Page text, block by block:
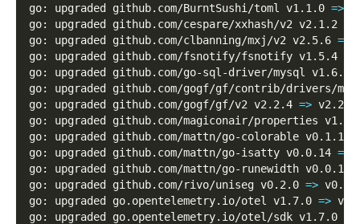
go: upgraded github.com/BurntSushi/toml v1.1.0 =>
go: upgraded github.com/cespare/xxhash/v2 v2.1.2
go: upgraded github.com/clbanning/mxj/v2 v2.5.6 =
go: upgraded github.com/fsnotify/fsnotify v1.5.4
go: upgraded github.com/go-sql-driver/mysql v1.6.0
go: upgraded github.com/gogf/gf/contrib/drivers/
go: upgraded github.com/gogf/gf/v2 v2.2.4 => v2.2.6
go: upgraded github.com/magiconair/properties
go: upgraded github.com/mattn/go-colorable v0.1.12
go: upgraded github.com/mattn/go-isatty v0.0.14 =
go: upgraded github.com/mattn/go-runewidth v0.0.13
go: upgraded github.com/rivo/uniseg v0.2.0 =>
go: upgraded go.opentelemetry.io/otel v1.7.0 =>
go: upgraded go.opentelemetry.io/otel/sdk v1.7.0